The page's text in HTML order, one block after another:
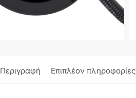
Περιγραφή Επιπλέον πληροφορίες